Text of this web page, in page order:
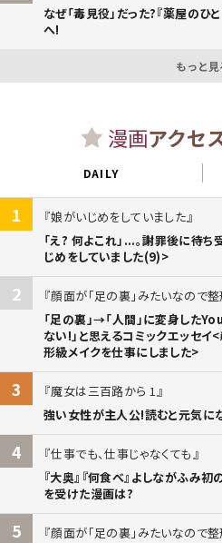
なぜ「毒見役」だった?『薬屋のひ
へ!
もっと見
漫画アクセ
DAILY
1
娘がいじめをしていました
「え? 何よこれ」...。謝罪後に待
じめをしていました(9)>
2
顔面が「足の裏」みたいなので
「足の裏」→「人間」に変身した
ない!」と思えるコミックエッセイ
形級メイクを仕事にしました>
3
魔女は三百路から 1
強い女性が主人公!読むと元気に
4
仕事でも、仕事じゃなくても
『大奥』『何食べ』よしながふみ
を受けた漫画は?
5
顔面が「足の裏」みたいなので